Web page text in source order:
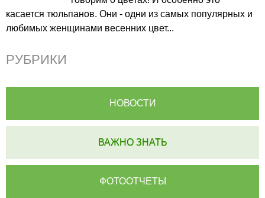
касается тюльпанов. Они - одни из самых популярных и
любимых женщинами весенних цвет...
РУБРИКИ
НОВОСТИ
ВАЖНО ЗНАТЬ
ФОТООТЧЕТЫ